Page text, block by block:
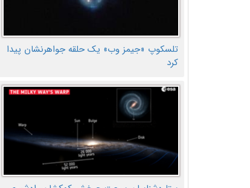
تلسکوپ «جیمز وب» یک حلقه جواهرنشان پیدا
کرد